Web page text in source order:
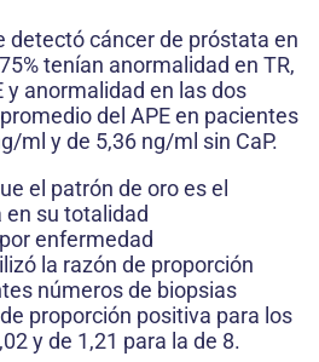
detectó cáncer de próstata en
tenían anormalidad en TR,
y anormalidad en las dos
del APE en pacientes
ml y de 5,36 ng/ml sin CaP.
el patrón de oro es el
en su totalidad
enfermedad
la razón de proporción
números de biopsias
proporción positiva para los
y de 1,21 para la de 8.